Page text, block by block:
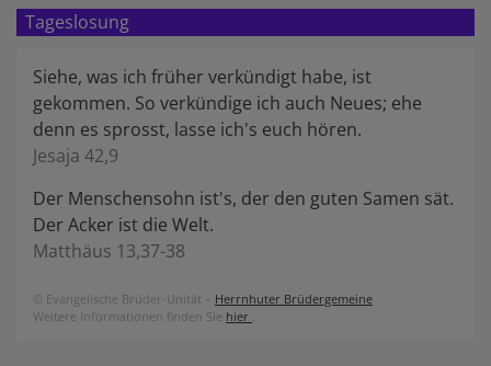
Tageslosung
Siehe, was ich früher verkündigt habe, ist
gekommen. So verkündige ich auch Neues; ehe
denn es sprosst, lasse ich's euch hören.
Jesaja 42,9
Der Menschensohn ist's, der den guten Samen sät.
Der Acker ist die Welt.
Matthäus 13,37-38
© Evangelische Brüder-Unität – Herrnhuter Brüdergemeine
Weitere Informationen finden Sie hier .